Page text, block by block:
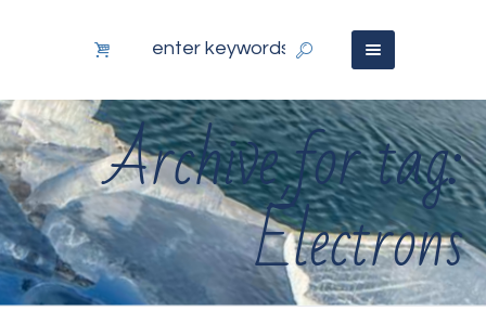
Archive for tag:
Électrons